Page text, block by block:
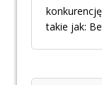
takie jak: